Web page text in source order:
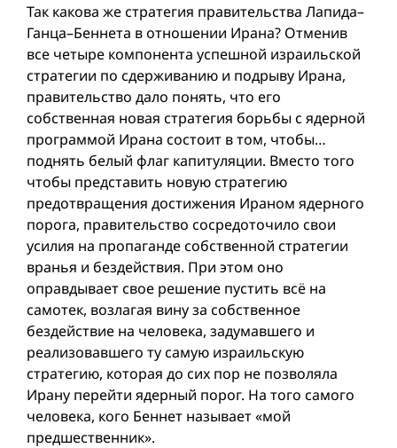
Так какова жe стратегия правительства Лапида–
Ганца–Беннета в отношении Ирана? Отменив
все четыре компонента успешной израильской
стратегии по сдерживанию и подрыву Ирана,
правительство дало понять, что его
собственная новая стратегия борьбы с ядерной
программой Ирана состоит в том, чтобы…
поднять белый флаг капитуляции. Вместо того
чтобы представить новую стратегию
предотвращения достижения Ираном ядерного
порога, правительство сосредоточило свои
усилия на пропаганде собственной стратегии
вранья и бездействия. При этом оно
оправдывает свое решение пустить всё на
самотек, возлагая вину за собственное
бездействие на человека, задумавшего и
реализовавшего ту самую израильскую
стратегию, которая до сих пор не позволяла
Ирану перейти ядерный порог. На того самого
человека, кого Беннет называет «мой
предшественник».